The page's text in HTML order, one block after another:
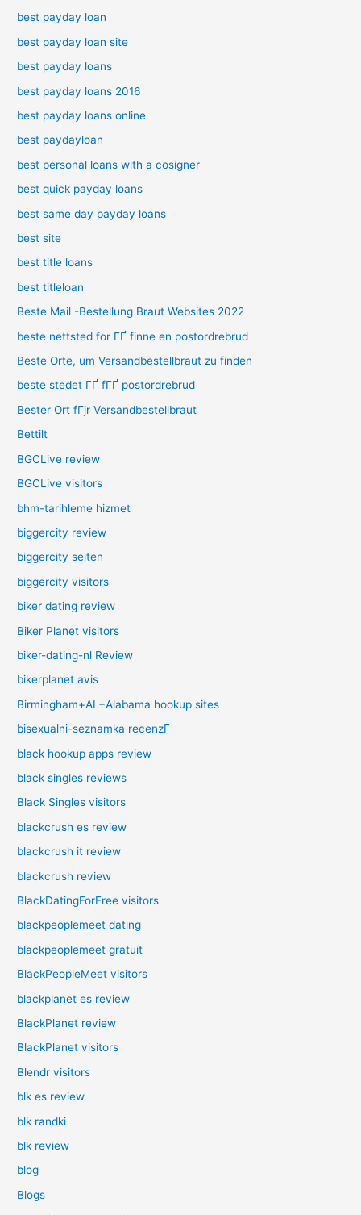
best payday loan
best payday loan site
best payday loans
best payday loans 2016
best payday loans online
best paydayloan
best personal loans with a cosigner
best quick payday loans
best same day payday loans
best site
best title loans
best titleloan
Beste Mail -Bestellung Braut Websites 2022
beste nettsted for ГҐ finne en postordrebrud
Beste Orte, um Versandbestellbraut zu finden
beste stedet ГҐ fГҐ postordrebrud
Bester Ort fГјr Versandbestellbraut
Bettilt
BGCLive review
BGCLive visitors
bhm-tarihleme hizmet
biggercity review
biggercity seiten
biggercity visitors
biker dating review
Biker Planet visitors
biker-dating-nl Review
bikerplanet avis
Birmingham+AL+Alabama hookup sites
bisexualni-seznamka recenzГ­
black hookup apps review
black singles reviews
Black Singles visitors
blackcrush es review
blackcrush it review
blackcrush review
BlackDatingForFree visitors
blackpeoplemeet dating
blackpeoplemeet gratuit
BlackPeopleMeet visitors
blackplanet es review
BlackPlanet review
BlackPlanet visitors
Blendr visitors
blk es review
blk randki
blk review
blog
Blogs